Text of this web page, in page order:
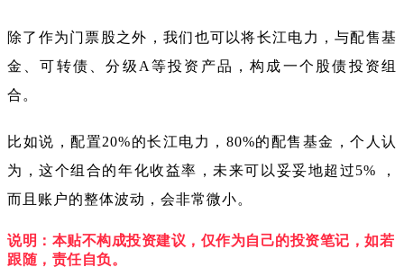
除了作为门票股之外，我们也可以将长江电力，与配售基
金、可转债、分级A等投资产品，构成一个股债投资组
合。
比如说，配置20%的长江电力，80%的配售基金，个人认
为，这个组合的年化收益率，未来可以妥妥地超过5% ，
而且账户的整体波动，会非常微小。
说明：本贴不构成投资建议，仅作为自己的投资笔记，如若
跟随，责任自负。